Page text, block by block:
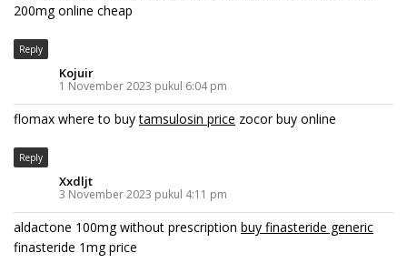
200mg online cheap
Reply
Kojuir
1 November 2023 pukul 6:04 pm
flomax where to buytamsulosin price zocor buy online
Reply
Xxdljt
3 November 2023 pukul 4:11 pm
aldactone 100mg without prescription buy finasteride generic
finasteride 1mg price